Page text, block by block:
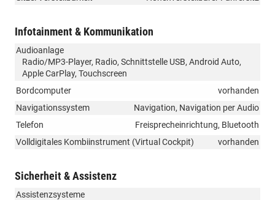
Infotainment & Kommunikation
Audioanlage
Radio/MP3-Player, Radio, Schnittstelle USB, Android Auto,
Apple CarPlay, Touchscreen
Bordcomputer
vorhanden
Navigationssystem
Navigation, Navigation per Audio
Telefon
Freisprecheinrichtung, Bluetooth
Volldigitales Kombiinstrument (Virtual Cockpit)
vorhanden
Sicherheit & Assistenz
Assistenzsysteme